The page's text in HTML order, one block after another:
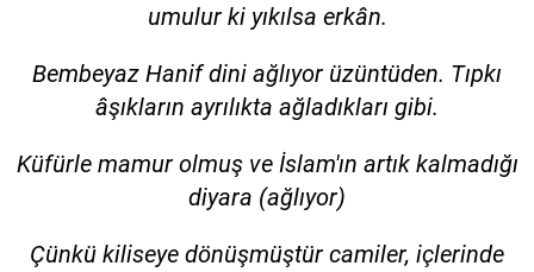
umulur ki yıkılsa erkân.
Bembeyaz Hanif dini ağlıyor üzüntüden. Tıpkı
âşıkların ayrılıkta ağladıkları gibi.
Küfürle mamur olmuş ve İslam'ın artık kalmadığı
diyara (ağlıyor)
Çünkü kiliseye dönüşmüştür camiler, içlerinde